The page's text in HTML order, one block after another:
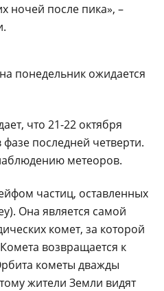
ночей после пика», –
понедельник ожидается
что 21-22 октября
последней четверти.
метеоров.
частиц, оставленных
Она является самой
комет, за которой
возвращается к
кометы дважды
жители Земли видят